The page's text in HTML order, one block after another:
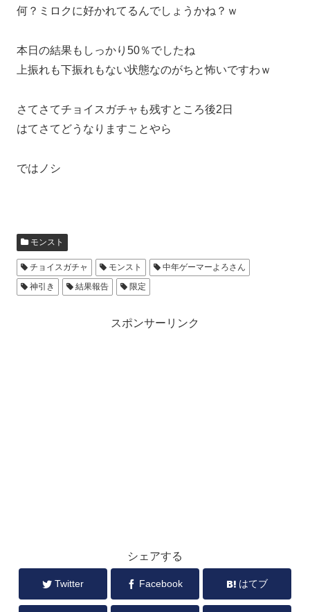
何？ミロクに好かれてるんでしょうかね？ｗ
本日の結果もしっかり50％でしたね
上振れも下振れもない状態なのがちと怖いですわｗ
さてさてチョイスガチャも残すところ後2日
はてさてどうなりますことやら
ではノシ
モンスト
チョイスガチャ モンスト
中年ゲーマーよろさん
神引き
結果報告 限定
スポンサーリンク
シェアする
Twitter Facebook はてブ